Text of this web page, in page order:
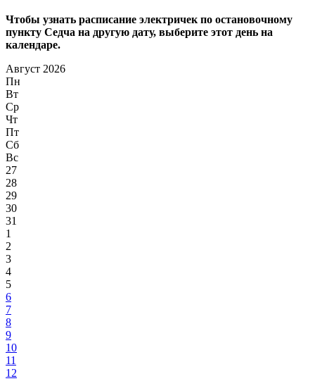
Чтобы узнать расписание электричек по остановочному
пункту Седча на другую дату, выберите этот день на
календаре.
Август 2026
Пн
Вт
Ср
Чт
Пт
Сб
Вс
27
28
29
30
31
1
2
3
4
5
6
7
8
9
10
11
12